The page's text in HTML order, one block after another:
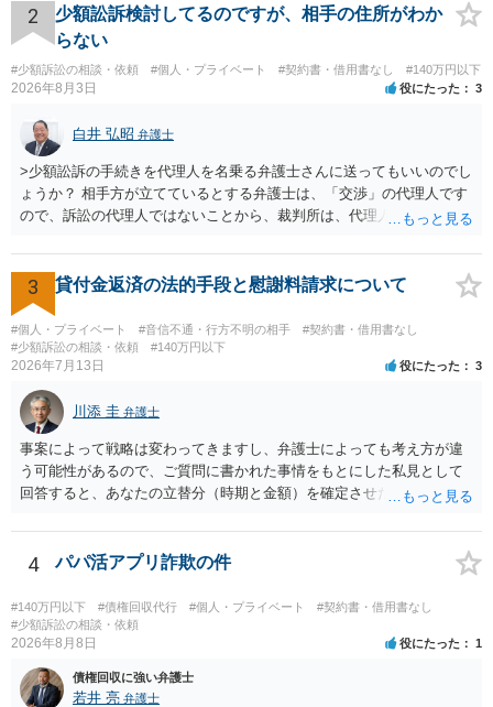
し、やむを得ず、返還金23万円及びこれに対する遅延損害金の支払い
を求める民事訴訟、支払督促その他必要な法的手続を直ちに講じま
す。 その際には、訴訟に要する費用その他法令上認められる金員につ
いても併せて請求する予定ですので、あらかじめ申し添えます。 本件
は、貴殿自らが契約を解約したことによって生じた返還義務の履行を
求めるものにすぎません。貴殿の仕入先との取引関係や返金時期など
の内部事情は、私に対する返還義務の発生や履行時期には何ら影響を
及ぼすものではありません。 これ以上、本件の解決を不必要に遅延さ
せることなく、誠意をもって速やかに返金手続を履行されるよう、強
く求めます。 以上
2
少額訟訴検討してるのですが、相手の住所がわか
らない
#少額訴訟の相談・依頼 #個人・プライベート #契約書・借用書なし #140万円以下
2026年8月3日 役にたった 3
白井 弘昭 弁護士
>少額訟訴の手続きを代理人を名乗る弁護士さんに送ってもいいのでし
ょうか？ 相手方が立てているとする弁護士は、「交渉」の代理人です
ので、訴訟の代理人ではないことから、裁判所は、代理人宛ての訴状
ている場合は、相手方（被告）の住所で訴状を作成提出し、裁判所に
代理人が就いていたことを知らせると（訴状の記載内容から明らかな
場合も）、裁判所が当該代理人弁護士に事前連絡し、引き続き訴訟も
受任するかを聞いたうえで、受任の意志が明らかになったところで、
直接被告に送達するのではなく、代理人に訴状の受領を促すこともあ
ります。 ラインのやり取りでしか証拠がないと、実際の本人性が明ら
かではありません。もちろん弁護士（２０万円の請求で代理人弁護士
に委任するかも疑わしいのですが）も住所は明らかにしないでしょ
う。 何か本人を示す事実（振込先などの情報）から、相手の住所等の
情報を割り出していくしかないように思えます。 以上、ご参考まで。
3 貸付金返済の法的手段と慰謝料請求について
#個人・プライベート #音信不通・行方不明の相手
#契約書・借用書なし
#少額訴訟の相談・依頼
#140万円以下
2026年7月13日 役にたった 3
川添 圭 弁護士
事案によって戦略は変わってきますし、弁護士によっても考え方が違
う可能性があるので、ご質問に書かれた事情をもとにした私見として
回答すると、あなたの立替分（時期と金額）を確定させた上で、淡々
と、もし異議申立てがなされる可能性が高そうであれば時間の浪費
（通常訴訟へ移行する日数分空転する）になりますし、支払督促及び
その異議後の通常訴訟は相手方の住所地が管轄裁判所になるため（特
に相手方が遠方である場合は）対応が面倒な場合があるからです。相
手方の主張については、和解で減額を考慮すればよいと思います。 な
お、残念ながら、「連絡も返ってこず、返済の目処も立たずで精神的
ダメージが大きく」という理由では、慰謝料請求は通常は認められま
せん。
4 パパ活アプリ詐欺の件
#140万円以下 #債権回収代行 #個人・プライベート
#契約書・借用書なし
#少額訴訟の相談・依頼
2026年8月8日 役にたった 1
債権回収に強い弁護士
若井 亮 弁護士